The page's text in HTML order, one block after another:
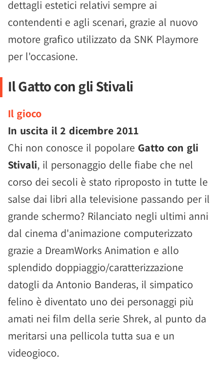
dettagli estetici relativi sempre ai
contendenti e agli scenari, grazie al nuovo
motore grafico utilizzato da SNK Playmore
per l'occasione.
Il Gatto con gli Stivali
Il gioco
In uscita il 2 dicembre 2011
Chi non conosce il popolare Gatto con gli
Stivali, il personaggio delle fiabe che nel
corso dei secoli è stato riproposto in tutte le
salse dai libri alla televisione passando per il
grande schermo? Rilanciato negli ultimi anni
dal cinema d'animazione computerizzato
grazie a DreamWorks Animation e allo
splendido doppiaggio/caratterizzazione
datogli da Antonio Banderas, il simpatico
felino è diventato uno dei personaggi più
amati nei film della serie Shrek, al punto da
meritarsi una pellicola tutta sua e un
videogioco.